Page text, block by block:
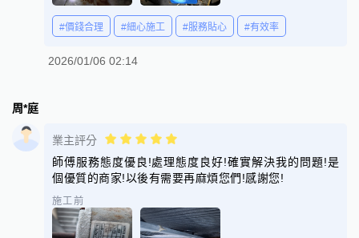
#價錢合理 #細心施工 #服務貼心 #有效率
2026/01/06 02:14
周*庭
業主評分
師傅服務態度優良!處理態度良好!確實解決我的問題!是
個優質的商家!以後有需要再麻煩您們!感謝您!
施工前